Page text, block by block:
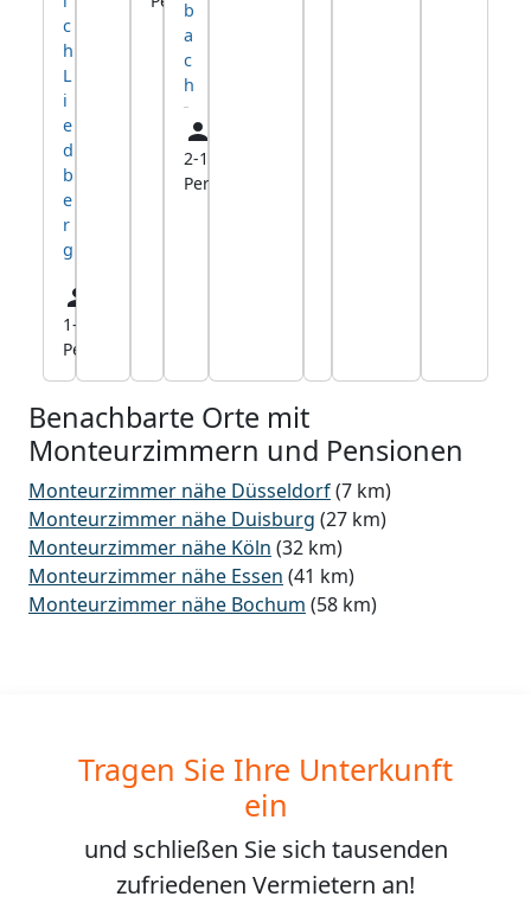
c
h
L
i
e
d
b
e
r
g
1-11
Pers.
b
a
c
h
2-12
Pers.
Benachbarte Orte mit
Monteurzimmern und Pensionen
Monteurzimmer nähe Düsseldorf(7 km)
Monteurzimmer nähe Duisburg (27 km)
Monteurzimmer nähe Köln (32 km)
Monteurzimmer nähe Essen (41 km)
Monteurzimmer nähe Bochum (58 km)
Tragen Sie Ihre Unterkunft
ein
und schließen Sie sich tausenden
zufriedenen Vermietern an!